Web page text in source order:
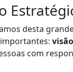
desta
com